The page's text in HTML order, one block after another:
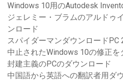
Windows 10用のAutodesk
ジェレミー・ブラムのアルドゥ
ンロード
スパイダーマンダウンロードPC
中止されたWindows 10の修正を
封建主義のPCのダウンロード
中国語から英語への翻訳者用ダ